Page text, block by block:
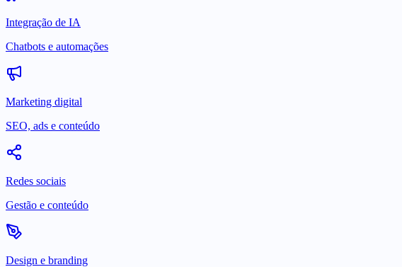
Integração de IA
Chatbots e automações
Marketing digital
SEO, ads e conteúdo
Redes sociais
Gestão e conteúdo
Design e branding